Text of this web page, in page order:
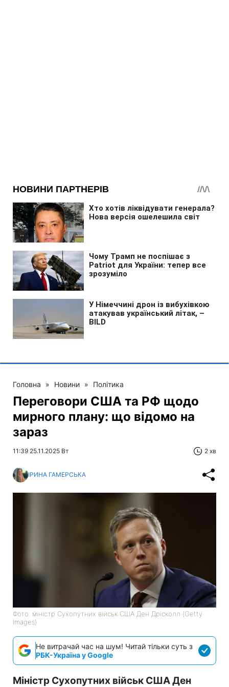
Головна » Новини » Політика
Переговори США та РФ щодо
мирного плану: що відомо на
зараз
11:39 25.11.2025 Вт 2 хв
ІРИНА ГАМЕРСЬКА
Фото: міністр Сухопутних військ США Ден Дрісколл (Getty
Images)
Не витрачай час на шум! Читай тільки суть з
РБК-Україна у Google
Міністр Сухопутних військ США Ден